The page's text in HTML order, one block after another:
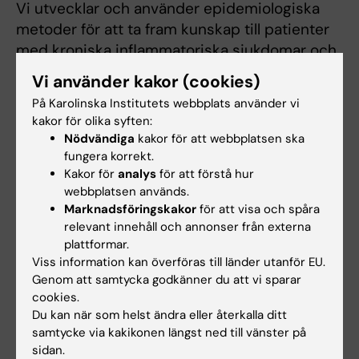
Vi utvecklar och använder epidemiologiska
metoder för att ta fram kunskap till patienter
med kroniska inflammatoriska sjukdomar och
deras vårdgivare, för att bä ...
Klinisk och translationell forskning inom lupus
och autoimmunitet – Team Ioannis Parodis
Vi bedriver klinisk och translationell forskning
inom inflammation och autoimmunitet, med
fokus på systemisk lupus erythematosus. I
våra studier undersöker vi b ...
Kronisk inflammation med fokus på
reumatologi och cancer – Forskargrupp Per-
Johan Jakobsson
Vår forskning fokuserar på inflammation och
specifikt immunsvar vid kroniska
inflammatoriska sjukdomar och cancer.
Kroniska inflammationssjukdomar –
Vi använder kakor (cookies)
På Karolinska Institutets webbplats använder vi
kakor för olika syften:
Nödvändiga kakor för att webbplatsen ska
fungera korrekt.
Kakor för analys för att förstå hur
webbplatsen används.
Marknadsföringskakor för att visa och spåra
relevant innehåll och annonser från externa
plattformar.
Viss information kan överföras till länder utanför EU.
Genom att samtycka godkänner du att vi sparar
cookies.
Du kan när som helst ändra eller återkalla ditt
samtycke via kakikonen längst ned till vänster på
sidan.